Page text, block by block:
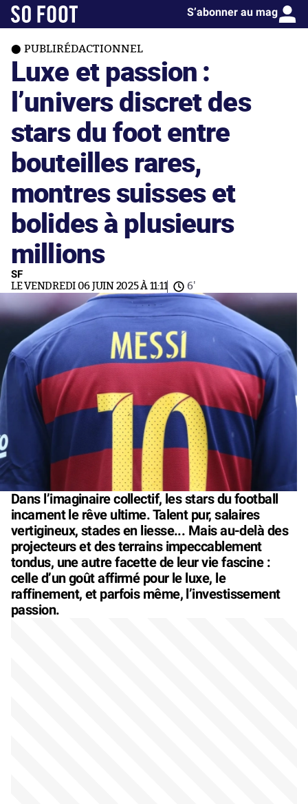
S’abonner au mag
PUBLIRÉDACTIONNEL
Luxe et passion :
l’univers discret des
stars du foot entre
bouteilles rares,
montres suisses et
bolides à plusieurs
millions
SF
LE VENDREDI 06 JUIN 2025 À 11:11 6'
Dans l’imaginaire collectif, les stars du football
incarnent le rêve ultime. Talent pur, salaires
vertigineux, stades en liesse... Mais au-delà des
projecteurs et des terrains impeccablement
tondus, une autre facette de leur vie fascine :
celle d’un goût affirmé pour le luxe, le
raffinement, et parfois même, l’investissement
passion.